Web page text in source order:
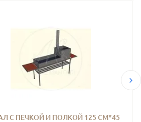
С ПЕЧКОЙ И ПОЛКОЙ 125 СМ*45